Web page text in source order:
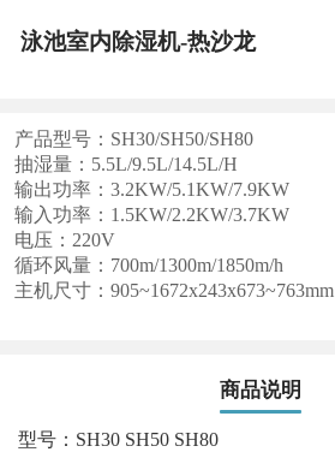
泳池室内除湿机-热沙龙
产品型号：SH30/SH50/SH80
抽湿量：5.5L/9.5L/14.5L/H
输出功率：3.2KW/5.1KW/7.9KW
输入功率：1.5KW/2.2KW/3.7KW
电压：220V
循环风量：700m/1300m/1850m/h
主机尺寸：905~1672x243x673~763mm
商品说明
型号：SH30 SH50 SH80